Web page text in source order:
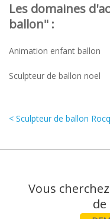
Les domaines
ballon" :
Animation enfant ballon
Sculpteur de ballon noel
< Sculpteur de ballon
Vous